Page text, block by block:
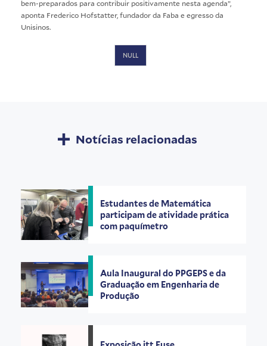
bem-preparados para contribuir positivamente nesta agenda”,
aponta Frederico Hofstatter, fundador da Faba e egresso da
Unisinos.
NULL
Notícias relacionadas
Estudantes de Matemática
participam de atividade prática
com paquímetro
Aula Inaugural do PPGEPS e da
Graduação em Engenharia de
Produção